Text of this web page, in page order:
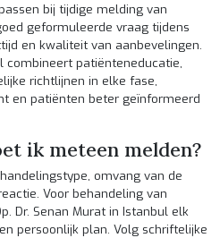
bij tijdige melding van
geformuleerde vraag tijdens
en kwaliteit van aanbevelingen.
combineert patiënteneducatie,
richtlijnen in elke fase,
en patiënten beter geïnformeerd
ik meteen melden?
omvang van de
Voor behandeling van
Dr. Senan Murat in Istanbul elk
persoonlijk plan. Volg schriftelijke